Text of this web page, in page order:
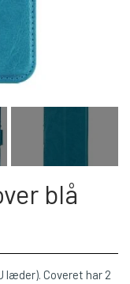
blå
læder). Coveret har 2